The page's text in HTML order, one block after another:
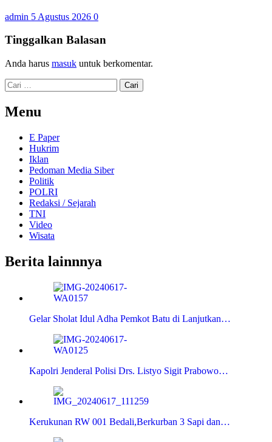
admin 5 Agustus 2026 0
Tinggalkan Balasan
Anda harus masuk untuk berkomentar.
Cari
untuk:
Menu
E Paper
Hukrim
Iklan
Pedoman Media Siber
Politik
POLRI
Redaksi / Sejarah
TNI
Video
Wisata
Berita lainnnya
Gelar Sholat Idul Adha Pemkot Batu di Lanjutkan…
Kapolri Jenderal Polisi Drs. Listyo Sigit Prabowo…
Kerukunan RW 001 Bedali,Berkurban 3 Sapi dan…